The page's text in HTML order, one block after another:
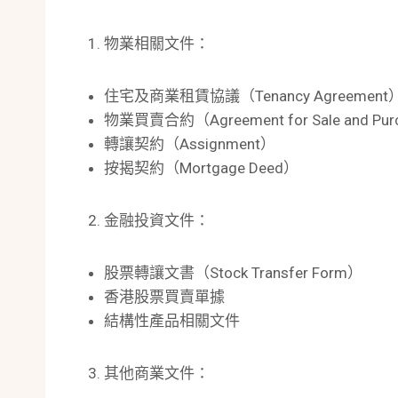
物業相關文件：
住宅及商業租賃協議（Tenancy Agreement）
物業買賣合約（Agreement for Sale and
轉讓契約（Assignment）
按揭契約（Mortgage Deed）
金融投資文件：
股票轉讓文書（Stock Transfer Form）
香港股票買賣單據
結構性產品相關文件
其他商業文件：